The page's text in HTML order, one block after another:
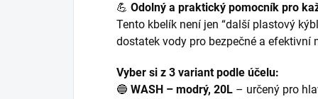
💪 Odolný a praktický pomocník pro
Tento kbelík není jen “další plastový
dostatek vody pro bezpečné a efektivní
Vyber si z 3 variant podle účelu:
🔵 WASH – modrý, 20L – určený pro